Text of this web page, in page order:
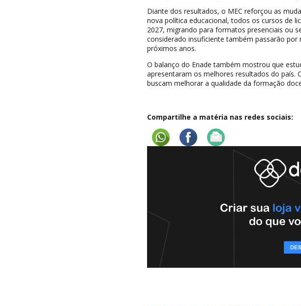
Diante dos resultados, o MEC reforçou as
nova política educacional, todos os cursos de
2027, migrando para formatos presenciais ou
considerado insuficiente também passarão
próximos anos.
O balanço do Enade também mostrou que
apresentaram os melhores resultados do país.
buscam melhorar a qualidade da formação
Compartilhe a matéria nas redes sociais: